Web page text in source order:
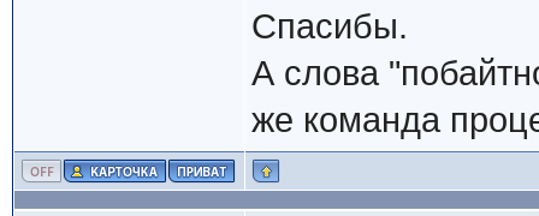
Спасибы.
А слова
же команда